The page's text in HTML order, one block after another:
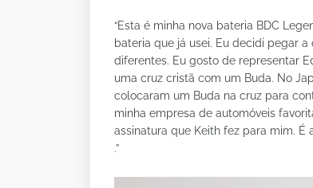
“Esta é minha nova bateria BDC
bateria que já usei. Eu decidi pegar
diferentes. Eu gosto de representar
uma cruz cristã com um Buda. No
colocaram um Buda na cruz para
minha empresa de automóveis
assinatura que Keith fez para mim. É
.”